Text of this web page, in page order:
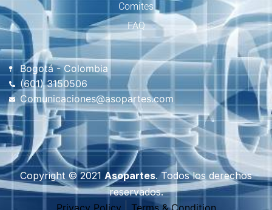
Comites
FAQ
Bogotá - Colombia
(601) 3150506
Comunicaciones@asopartes.com
Copyright © 2021 Asopartes. Todos los derechos
reservados.